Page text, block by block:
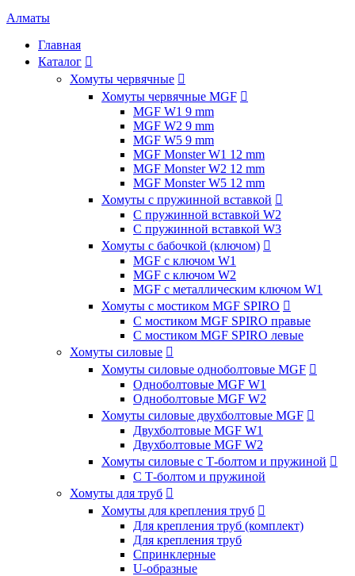
Алматы
Главная
Каталог 
Хомуты червячные 
Хомуты червячные MGF 
MGF W1 9 mm
MGF W2 9 mm
MGF W5 9 mm
MGF Monster W1 12 mm
MGF Monster W2 12 mm
MGF Monster W5 12 mm
Хомуты с пружинной вставкой 
С пружинной вставкой W2
С пружинной вставкой W3
Хомуты с бабочкой (ключом) 
MGF с ключом W1
MGF с ключом W2
MGF с металлическим ключом W1
Хомуты с мостиком MGF SPIRO 
С мостиком MGF SPIRO правые
С мостиком MGF SPIRO левые
Хомуты силовые 
Хомуты силовые одноболтовые MGF 
Одноболтовые MGF W1
Одноболтовые MGF W2
Хомуты силовые двухболтовые MGF 
Двухболтовые MGF W1
Двухболтовые MGF W2
Хомуты силовые с Т-болтом и пружиной 
С Т-болтом и пружиной
Хомуты для труб 
Хомуты для крепления труб 
Для крепления труб (комплект)
Для крепления труб
Спринклерные
U-образные